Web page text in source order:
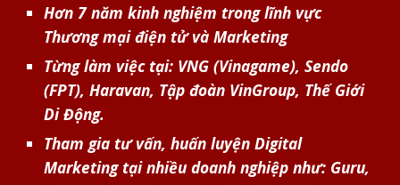
Hơn 7 năm kinh nghiệm trong lĩnh vực
Thương mại điện tử và Marketing
Từng làm việc tại: VNG (Vinagame), Sendo
(FPT), Haravan, Tập đoàn VinGroup, Thế Giới
Di Động.
Tham gia tư vấn, huấn luyện Digital
Marketing tại nhiều doanh nghiệp như: Guru,